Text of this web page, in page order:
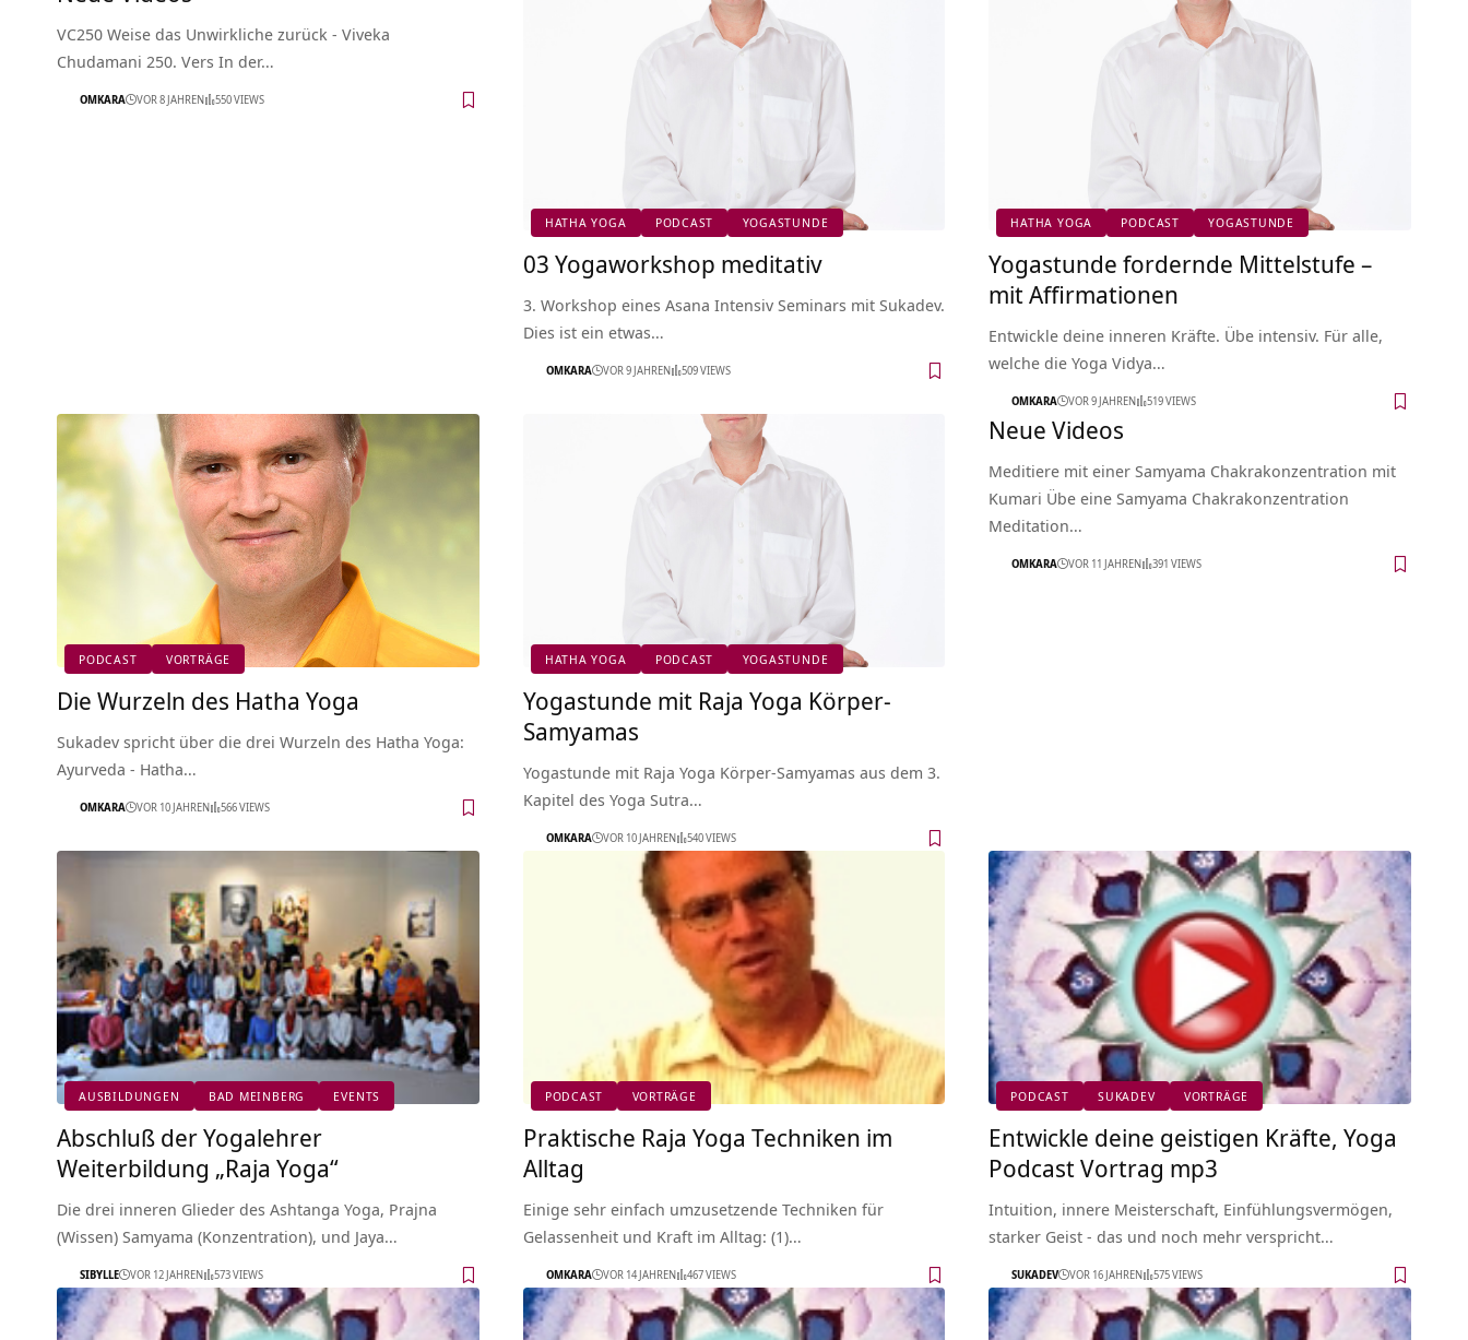
VC250 Weise das Unwirkliche zurück - Viveka
Chudamani 250. Vers In der…
OMKARA VOR 8 JAHREN 550 VIEWS
HATHA YOGA PODCAST YOGASTUNDE
03 Yogaworkshop meditativ
3. Workshop eines Asana Intensiv Seminars mit Sukadev.
Dies ist ein etwas…
OMKARA VOR 9 JAHREN 509 VIEWS
HATHA YOGA PODCAST YOGASTUNDE
Yogastunde fordernde Mittelstufe –
mit Affirmationen
Entwickle deine inneren Kräfte. Übe intensiv. Für alle,
welche die Yoga Vidya…
OMKARA VOR 9 JAHREN 519 VIEWS
PODCAST VORTRÄGE
Die Wurzeln des Hatha Yoga
Sukadev spricht über die drei Wurzeln des Hatha Yoga:
Ayurveda - Hatha…
OMKARA VOR 10 JAHREN 566 VIEWS
HATHA YOGA PODCAST YOGASTUNDE
Yogastunde mit Raja Yoga Körper-
Samyamas
Yogastunde mit Raja Yoga Körper-Samyamas aus dem 3.
Kapitel des Yoga Sutra…
OMKARA VOR 10 JAHREN 540 VIEWS
Neue Videos
Meditiere mit einer Samyama Chakrakonzentration mit
Kumari Übe eine Samyama Chakrakonzentration
Meditation…
OMKARA VOR 11 JAHREN 391 VIEWS
AUSBILDUNGEN BAD MEINBERG EVENTS
Abschluß der Yogalehrer
Weiterbildung „Raja Yoga“
Die drei inneren Glieder des Ashtanga Yoga, Prajna
(Wissen) Samyama (Konzentration), und Jaya…
SIBYLLE VOR 12 JAHREN 573 VIEWS
PODCAST VORTRÄGE
Praktische Raja Yoga Techniken im
Alltag
Einige sehr einfach umzusetzende Techniken für
Gelassenheit und Kraft im Alltag: (1)…
OMKARA VOR 14 JAHREN 467 VIEWS
PODCAST SUKADEV VORTRÄGE
Entwickle deine geistigen Kräfte, Yoga
Podcast Vortrag mp3
Intuition, innere Meisterschaft, Einfühlungsvermögen,
starker Geist - das und noch mehr verspricht…
SUKADEV VOR 16 JAHREN 575 VIEWS